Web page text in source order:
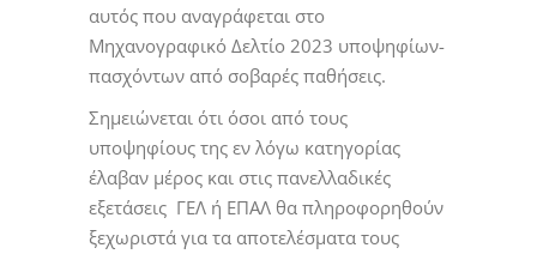
αυτός που αναγράφεται στο
Μηχανογραφικό Δελτίο 2023 υποψηφίων-
πασχόντων από σοβαρές παθήσεις.
Σημειώνεται ότι όσοι από τους
υποψηφίους της εν λόγω κατηγορίας
έλαβαν μέρος και στις πανελλαδικές
εξετάσεις ΓΕΛ ή ΕΠΑΛ θα πληροφορηθούν
ξεχωριστά για τα αποτελέσματα τους